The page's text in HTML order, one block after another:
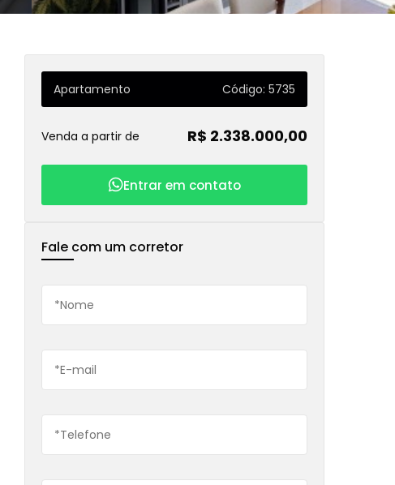
Apartamento Código: 5735
Venda a partir de R$ 2.338.000,00
Entrar em contato
Fale com um corretor